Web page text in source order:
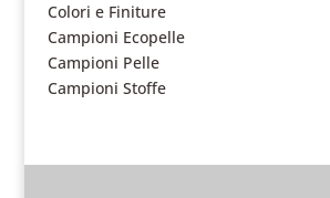
Colori e Finiture
Campioni Ecopelle
Campioni Pelle
Campioni Stoffe